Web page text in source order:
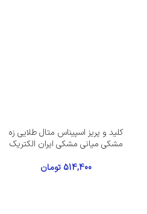
کلید و پریز اسپیناس متال طلایی زه
مشکی میانی مشکی ایران الکتریک
514,400 تومان